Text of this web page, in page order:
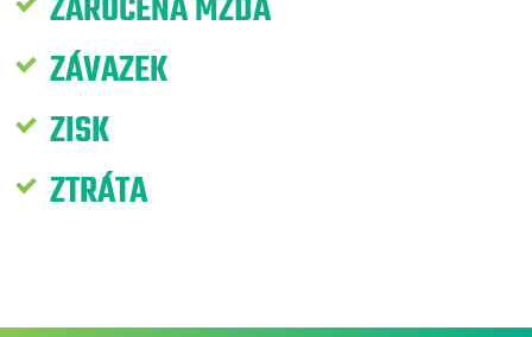
ZÁVAZEK
ZISK
ZTRÁTA